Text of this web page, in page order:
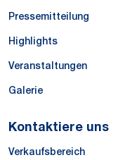
Pressemitteilung
Highlights
Veranstaltungen
Galerie
Kontaktiere uns
Verkaufsbereich